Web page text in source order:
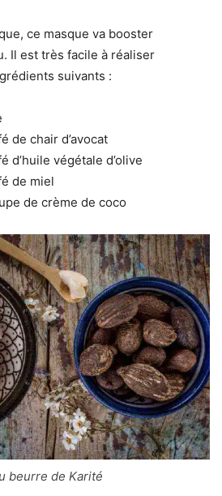
ce masque va booster
Il est très facile à réaliser
suivants :
de chair d’avocat
d’huile végétale d’olive
de miel
de crème de coco
beurre de Karité